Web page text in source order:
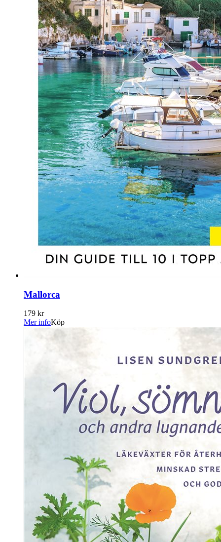
Mallorca
179 kr
Mer infoKöp